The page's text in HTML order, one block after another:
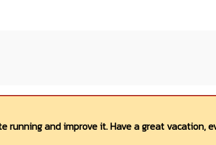
and improve it. Have a great vacation,